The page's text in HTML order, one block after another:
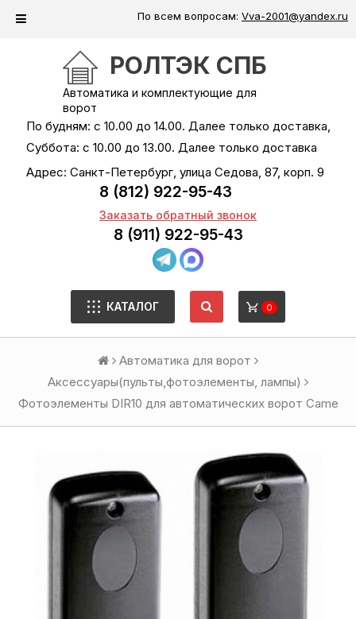
По всем вопросам: Vva-2001@yandex.ru
РОЛТЭК СПБ
Автоматика и комплектующие для
ворот
По будням: с 10.00 до 14.00. Далее только доставка,
Суббота: с 10.00 до 13.00. Далее только доставка
Адрес: Санкт-Петербург, улица Седова, 87, корп. 9
8 (812) 922-95-43
Заказать обратный звонок
8 (911) 922-95-43
КАТАЛОГ 0
Автоматика для ворот
Аксессуары(пульты,фотоэлементы, лампы)
Фотоэлементы DIR10 для автоматических ворот Came